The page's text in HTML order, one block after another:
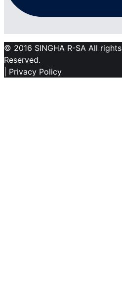
© 2016 SINGHA R-SA All rights
Reserved.
| Privacy Policy